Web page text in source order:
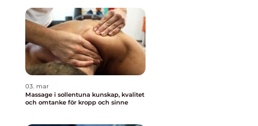
03. mar
Massage i sollentuna kunskap, kvalitet
och omtanke för kropp och sinne